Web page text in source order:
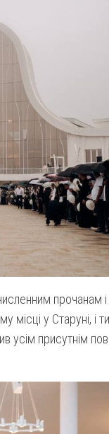
прочанам
у Старуні, і
усім присутнім